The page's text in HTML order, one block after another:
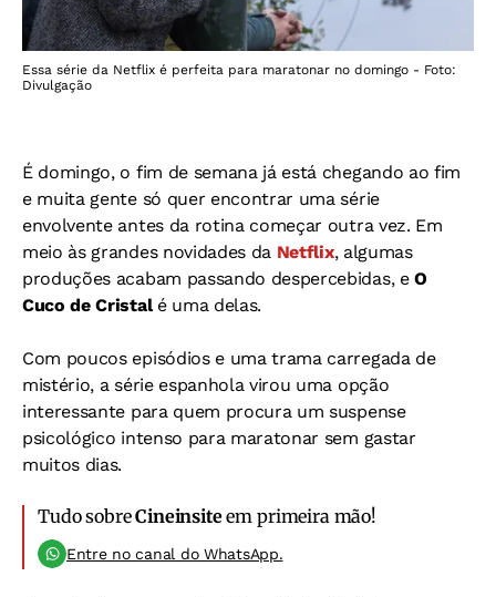
Essa série da Netflix é perfeita para maratonar no domingo - Foto:
Divulgação
É domingo, o fim de semana já está chegando ao fim
e muita gente só quer encontrar uma série
envolvente antes da rotina começar outra vez. Em
meio às grandes novidades da Netflix, algumas
produções acabam passando despercebidas, eO
Cuco de Cristalé uma delas.
Com poucos episódios e uma trama carregada de
mistério, a série espanhola virou uma opção
interessante para quem procura um suspense
psicológico intenso para maratonar sem gastar
muitos dias.
Tudo sobreCineinsiteem primeira mão!
Entre no canal do WhatsApp.